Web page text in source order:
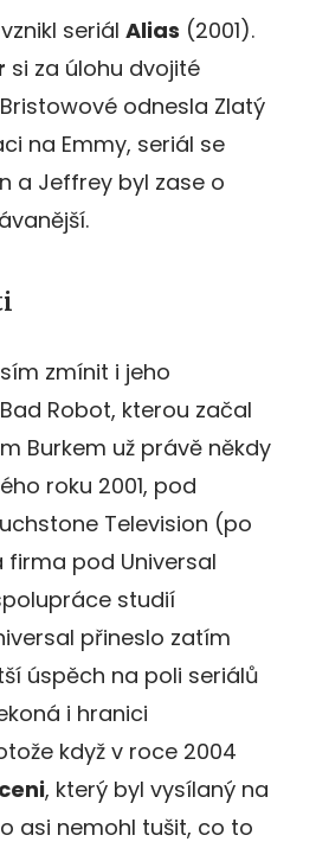
seriál Alias (2001).
si za úlohu dvojité
odnesla Zlatý
na Emmy, seriál se
a Jeffrey byl zase o
zmínit i jeho
Robot, kterou začal
Burkem už právě někdy
roku 2001, pod
Television (po
firma pod Universal
studií
přineslo zatím
úspěch na poli seriálů
i hranici
když v roce 2004
, který byl vysílaný na
asi nemohl tušit, co to